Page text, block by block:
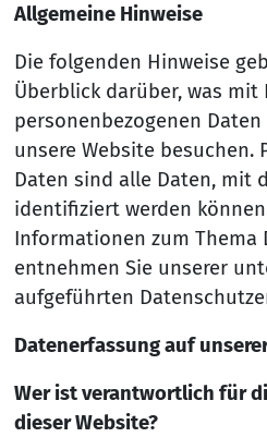
Allgemeine Hinweise
Die folgenden Hinweise
Überblick darüber, was mit
personenbezogenen
unsere Website besuchen.
Daten sind alle Daten, mit
identifiziert werden
Informationen zum Thema
entnehmen Sie unserer
aufgeführten
Datenerfassung auf
Wer ist verantwortlich für
dieser Website?